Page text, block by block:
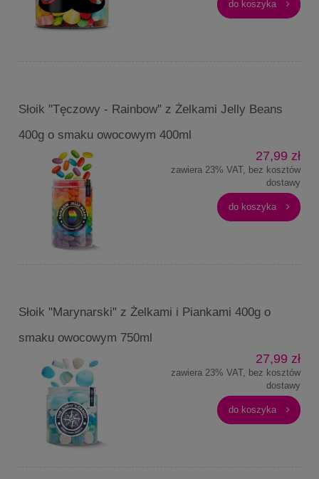
do koszyka
Słoik "Tęczowy - Rainbow" z Żelkami Jelly Beans
400g o smaku owocowym 400ml
27,99 zł
zawiera 23% VAT, bez kosztów
dostawy
do koszyka
Słoik "Marynarski" z Żelkami i Piankami 400g o
smaku owocowym 750ml
27,99 zł
zawiera 23% VAT, bez kosztów
dostawy
do koszyka